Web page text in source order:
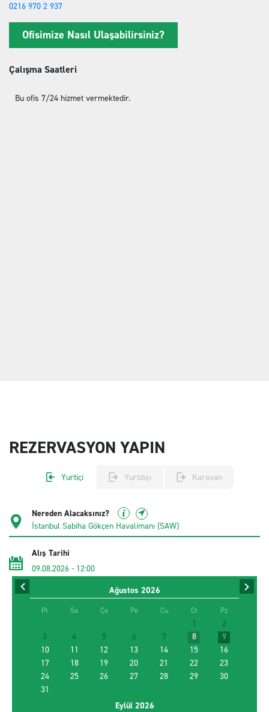
0216 970 2 937
Ofisimize Nasıl Ulaşabilirsiniz?
Çalışma Saatleri
Bu ofis 7/24 hizmet vermektedir.
REZERVASYON YAPIN
Yurtiçi Yurtdışı Karavan
Nereden Alacaksınız?
Alış Tarihi
09.08.2026 - 12:00
İade Tarihi
11.08.2026
-12:00
Ağustos 2026
Pt Sa Ça Pe Cu Ct Pz
1
2
3
4 5 6 7 8
9
10
11 12 13 14 15
16
17
18 19 20 21 22
23
24
25 26 27 28 29
30
31
Eylül 2026
Sürücü Yaşı
Farklı yerde bırakmak istiyorum